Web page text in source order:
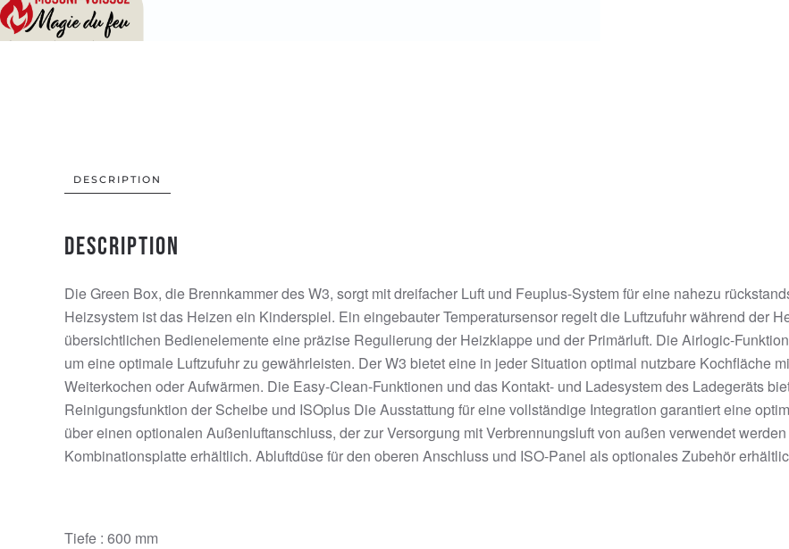
DESCRIPTION
Description
Die Green Box, die Brennkammer des W3, sorgt mit dreifacher Luft und Feuplus-System für eine nahezu
Heizsystem ist das Heizen ein Kinderspiel. Ein eingebauter Temperatursensor regelt die Luftzufuhr während der
übersichtlichen Bedienelemente eine präzise Regulierung der Heizklappe und der Primärluft. Die Airlogic-
um eine optimale Luftzufuhr zu gewährleisten. Der W3 bietet eine in jeder Situation optimal nutzbare Kochfläche
Weiterkochen oder Aufwärmen. Die Easy-Clean-Funktionen und das Kontakt- und Ladesystem des Ladegeräts
Reinigungsfunktion der Scheibe und ISOplus Die Ausstattung für eine vollständige Integration garantiert eine
über einen optionalen Außenluftanschluss, der zur Versorgung mit Verbrennungsluft von außen verwendet
Kombinationsplatte erhältlich. Abluftdüse für den oberen Anschluss und ISO-Panel als optionales Zubehör
Tiefe : 600 mm